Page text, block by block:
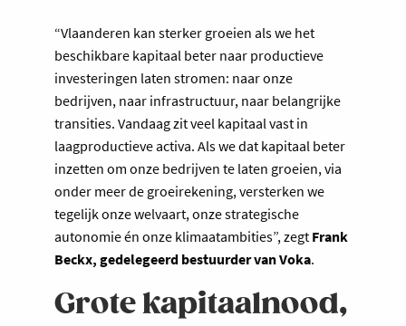
“Vlaanderen kan sterker groeien als we het
beschikbare kapitaal beter naar productieve
investeringen laten stromen: naar onze
bedrijven, naar infrastructuur, naar belangrijke
transities. Vandaag zit veel kapitaal vast in
laagproductieve activa. Als we dat kapitaal beter
inzetten om onze bedrijven te laten groeien, via
onder meer de groeirekening, versterken we
tegelijk onze welvaart, onze strategische
autonomie én onze klimaatambities”, zegt Frank
Beckx, gedelegeerd bestuurder van Voka.
Grote kapitaalnood,